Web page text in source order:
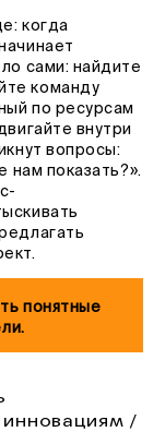
когда
сами: найдите
команду
по ресурсам
внутри
вопросы:
нам показать?».
понятные
/